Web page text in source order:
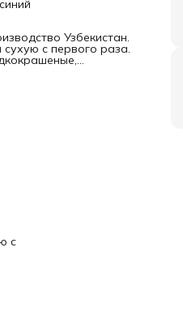
Узбекистан.
с первого раза.
холодных тонов,
с